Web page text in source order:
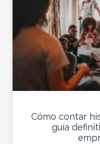
Cómo contar
guía